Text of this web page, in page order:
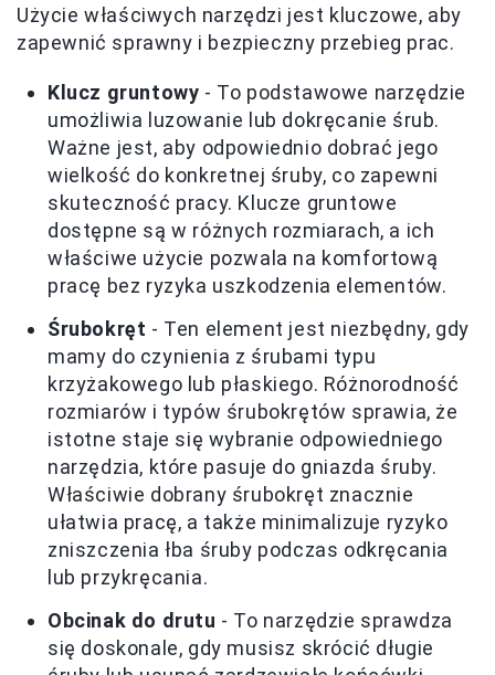
Użycie właściwych narzędzi jest kluczowe, aby
zapewnić sprawny i bezpieczny przebieg prac.
Klucz gruntowy - To podstawowe narzędzie
umożliwia luzowanie lub dokręcanie śrub.
Ważne jest, aby odpowiednio dobrać jego
wielkość do konkretnej śruby, co zapewni
skuteczność pracy. Klucze gruntowe
dostępne są w różnych rozmiarach, a ich
właściwe użycie pozwala na komfortową
pracę bez ryzyka uszkodzenia elementów.
Śrubokręt - Ten element jest niezbędny, gdy
mamy do czynienia z śrubami typu
krzyżakowego lub płaskiego. Różnorodność
rozmiarów i typów śrubokrętów sprawia, że
istotne staje się wybranie odpowiedniego
narzędzia, które pasuje do gniazda śruby.
Właściwie dobrany śrubokręt znacznie
ułatwia pracę, a także minimalizuje ryzyko
zniszczenia łba śruby podczas odkręcania
lub przykręcania.
Obcinak do drutu - To narzędzie sprawdza
się doskonale, gdy musisz skrócić długie